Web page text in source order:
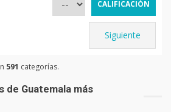
Siguiente
591 categorías.
de Guatemala más